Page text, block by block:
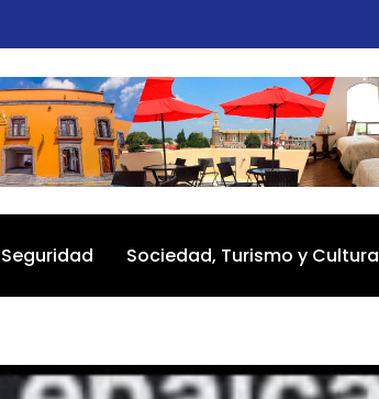
Seguridad Sociedad, Turismo y Cultura